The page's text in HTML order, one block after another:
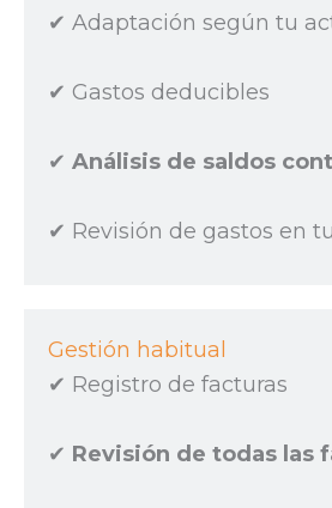
✔︎ Adaptación según tu
✔︎ Gastos deducibles
✔︎ Análisis de saldos
✔︎ Revisión de gastos en
Gestión habitual
✔︎ Registro de facturas
✔︎ Revisión de todas las